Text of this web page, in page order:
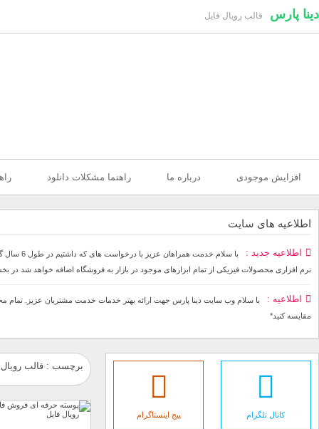
دینا پارس قالب رویال فایل
افزایش موجودی درباره ما راهنما مشکلات دانلود
اطلاعیه های سایت
اطلاعیه جدید
با
نرم افزاری محصولات فیزیکی از تمام ابزارهای موجود در بازار به فروشگاه اضافه خواهد شد در
اطلاعیه
مقایسه کنید*
برچسب : قالب رویال
کانال تلگرام پیج اینستاگرام